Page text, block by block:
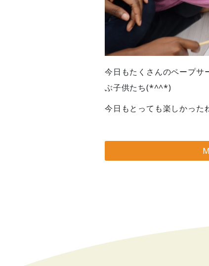
今日もたくさんのペープサ
ぶ子供たち(*^^*)
今日もとっても楽しかった